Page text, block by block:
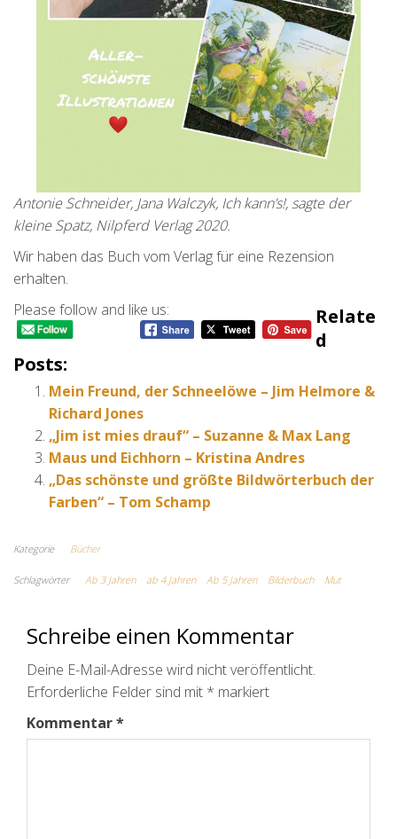
Antonie Schneider, Jana Walczyk, Ich kann’s!, sagte der
kleine Spatz, Nilpferd Verlag 2020.
Wir haben das Buch vom Verlag für eine Rezension
erhalten.
Please follow and like us:
Relate
D
Posts:
Mein Freund, der Schneelöwe – Jim Helmore &
Richard Jones
„Jim ist mies drauf“ – Suzanne & Max Lang
Maus und Eichhorn – Kristina Andres
„Das schönste und größte Bildwörterbuch der
Farben“ – Tom Schamp
Kategorie Bücher
Schlagwörter Ab 3 Jahren ab 4 Jahren Ab 5 Jahren Bilderbuch Mut
Schreibe einen Kommentar
Deine E-Mail-Adresse wird nicht veröffentlicht.
Erforderliche Felder sind mit * markiert
Kommentar*